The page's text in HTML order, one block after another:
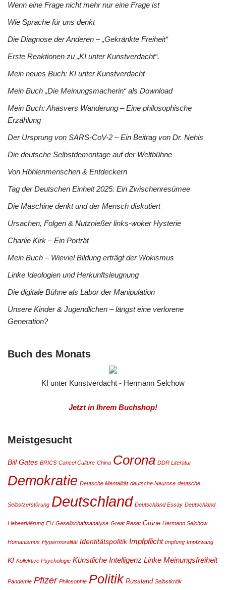
Wenn eine Frage nicht mehr nur eine Frage ist
Wie Sprache für uns denkt
Die Diagnose der Anderen – „Gekränkte Freiheit“
Erste Reaktionen zu „KI unter Kunstverdacht“.
Mein neues Buch: KI unter Kunstverdacht
Mein Buch „Die Meinungsmacherin“ als Download
Mein Buch: Ahasvers Wanderung – Eine philosophische
Erzählung
Der Ursprung von SARS-CoV-2 – Ein Beitrag von Dr. Nehls
Die deutsche Selbstdemontage auf der Weltbühne
Von Höhlenmenschen & Entdeckern
Tag der Deutschen Einheit 2025: Ein Zwischenresümee
Die Maschine denkt und der Mensch diskutiert
Ursachen, Folgen & Nutznießer links-woker Hysterie
Charlie Kirk – Ein Porträt
Mein Buch – Wieviel Bildung erträgt der Wokismus
Linke Ideologien und Herkunftsleugnung
Die digitale Bühne als Labor der Manipulation
Unsere Kinder & Jugendlichen – längst eine verlorene
Generation?
Buch des Monats
KI unter Kunstverdacht - Hermann Selchow
Jetzt in Ihrem Buchshop!
Meistgesucht
Bill Gates BRICS Cancel Culture China Corona DDR Literatur
Demokratie Deutsche Mentalität deutsche Neurose deutsche
Selbstzerstörung Deutschland Deutschland Essay Deutschland
Liebeerklärung EU Gesellschaftsanalyse Great Reset Grüne Hermann Selchow
Humanismus Hypermoralität Identitätspolitik Impfpflicht Impfung Impfzwang
KI Kollektive Psychologie Künstliche Intelligenz Linke Meinungsfreiheit
Pandemie Pfizer Philosophie Politik Russland Selbstkritik